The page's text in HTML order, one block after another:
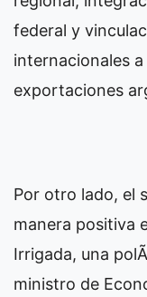
federal y
internacionales
exportaciones
Por otro lado, el
manera positiva
Irrigada, una
ministro de